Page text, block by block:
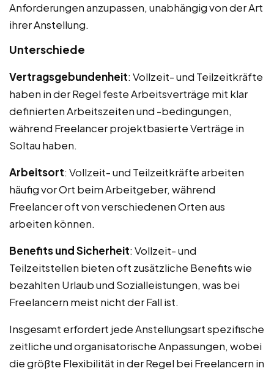
Anforderungen anzupassen, unabhängig von der Art
ihrer Anstellung.
Unterschiede
Vertragsgebundenheit: Vollzeit- und Teilzeitkräfte
haben in der Regel feste Arbeitsverträge mit klar
definierten Arbeitszeiten und -bedingungen,
während Freelancer projektbasierte Verträge in
Soltau haben.
Arbeitsort: Vollzeit- und Teilzeitkräfte arbeiten
häufig vor Ort beim Arbeitgeber, während
Freelancer oft von verschiedenen Orten aus
arbeiten können.
Benefits und Sicherheit: Vollzeit- und
Teilzeitstellen bieten oft zusätzliche Benefits wie
bezahlten Urlaub und Sozialleistungen, was bei
Freelancern meist nicht der Fall ist.
Insgesamt erfordert jede Anstellungsart spezifische
zeitliche und organisatorische Anpassungen, wobei
die größte Flexibilität in der Regel bei Freelancern in